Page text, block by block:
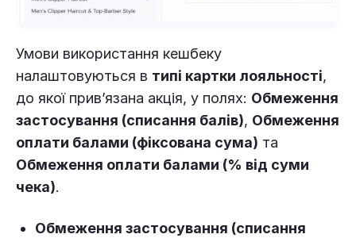
Умови використання кешбеку
налаштовуються в типі картки лояльності,
до якої прив’язана акція, у полях: Обмеження
застосування (списання балів), Обмеження
оплати балами (фіксована сума) та
Обмеження оплати балами (% від суми
чека).
Обмеження застосування (списання